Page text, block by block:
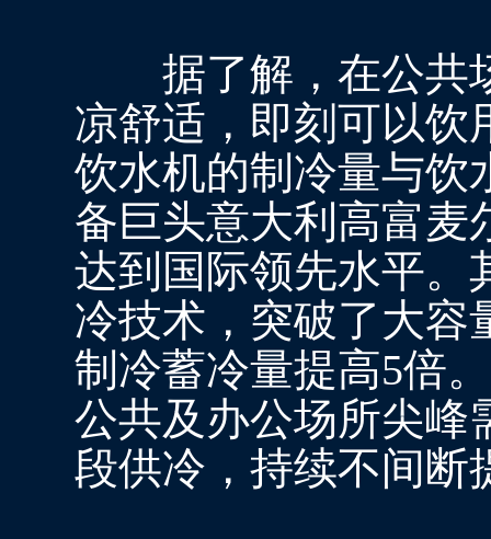
据了解，在公共场
凉舒适，即刻可以饮
饮水机的制冷量与饮
备巨头意大利高富麦
达到国际领先水平。
冷技术，突破了大容
制冷蓄冷量提高5倍
公共及办公场所尖峰
段供冷，持续不间断